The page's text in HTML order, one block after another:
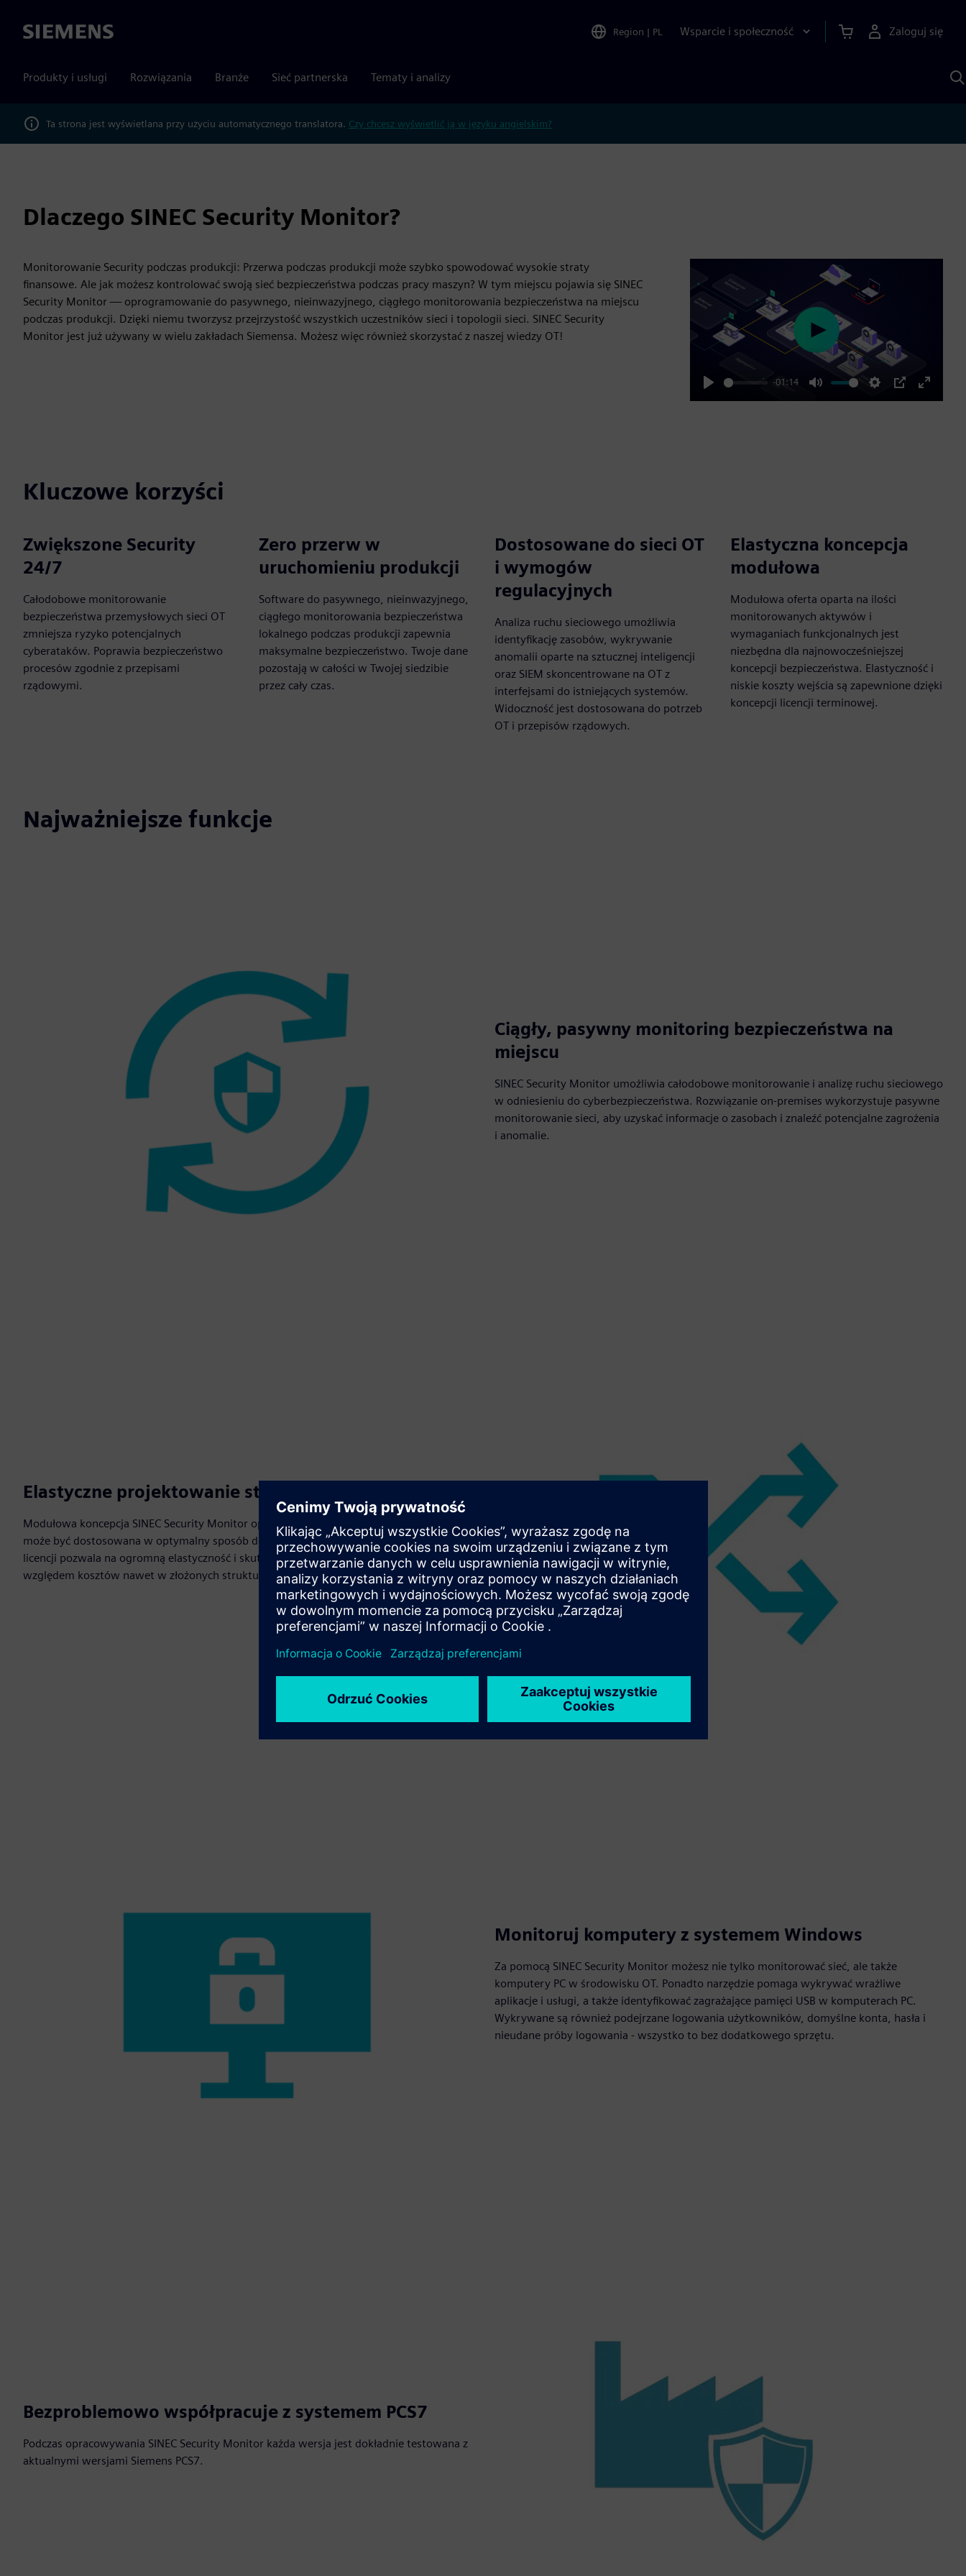
Siemens Region | PL Wsparcie i społeczność Zaloguj się
Produkty i usługi Rozwiązania Branże Sieć partnerska Tematy i analizy
Ta strona jest wyświetlana przy użyciu automatycznego translatora. Czy chcesz wyświetlić ją w języku angielskim?
Dlaczego SINEC Security Monitor?
Monitorowanie Security podczas produkcji: Przerwa podczas produkcji może szybko spowodować wysokie straty
finansowe. Ale jak możesz kontrolować swoją sieć bezpieczeństwa podczas pracy maszyn? W tym miejscu pojawia się SINEC
Security Monitor — oprogramowanie do pasywnego, nieinwazyjnego, ciągłego monitorowania bezpieczeństwa na miejscu
podczas produkcji. Dzięki niemu tworzysz przejrzystość wszystkich uczestników sieci i topologii sieci. SINEC Security
Monitor jest już używany w wielu zakładach Siemensa. Możesz więc również skorzystać z naszej wiedzy OT!
Play
-01:14
Mute Settings
PIP
Enter
Play
Kluczowe korzyści
Zwiększone Security
24/7
Całodobowe monitorowanie
bezpieczeństwa przemysłowych sieci OT
zmniejsza ryzyko potencjalnych
cyberataków. Poprawia bezpieczeństwo
procesów zgodnie z przepisami
rządowymi.
Zero przerw w
uruchomieniu produkcji
Software do pasywnego, nieinwazyjnego,
ciągłego monitorowania bezpieczeństwa
lokalnego podczas produkcji zapewnia
maksymalne bezpieczeństwo. Twoje dane
pozostają w całości w Twojej siedzibie
przez cały czas.
Dostosowane do sieci OT
i wymogów
regulacyjnych
Analiza ruchu sieciowego umożliwia
identyfikację zasobów, wykrywanie
anomalii oparte na sztucznej inteligencji
oraz SIEM skoncentrowane na OT z
interfejsami do istniejących systemów.
Widoczność jest dostosowana do potrzeb
OT i przepisów rządowych.
Elastyczna koncepcja
modułowa
Modułowa oferta oparta na ilości
monitorowanych aktywów i
wymaganiach funkcjonalnych jest
niezbędna dla najnowocześniejszej
koncepcji bezpieczeństwa. Elastyczność i
niskie koszty wejścia są zapewnione dzięki
koncepcji licencji terminowej.
Najważniejsze funkcje
Ciągły, pasywny monitoring bezpieczeństwa na
miejscu
SINEC Security Monitor umożliwia całodobowe monitorowanie i analizę ruchu sieciowego
w odniesieniu do cyberbezpieczeństwa. Rozwiązanie on-premises wykorzystuje pasywne
monitorowanie sieci, aby uzyskać informacje o zasobach i znaleźć potencjalne zagrożenia
i anomalie.
Elastyczne projektowanie stref monitorujących
Modułowa koncepcja SINEC Security Monitor oparta na ilości monitorowanych zasobów
może być dostosowana w optymalny sposób do struktury sieci OT. Dostępna koncepcja
licencji pozwala na ogromną elastyczność i skutkuje konfiguracją zoptymalizowaną pod
względem kosztów nawet w złożonych strukturach sieciowych.
Monitoruj komputery z systemem Windows
Za pomocą SINEC Security Monitor możesz nie tylko monitorować sieć, ale także
komputery PC w środowisku OT. Ponadto narzędzie pomaga wykrywać wrażliwe
aplikacje i usługi, a także identyfikować zagrażające pamięci USB w komputerach PC.
Wykrywane są również podejrzane logowania użytkowników, domyślne konta, hasła i
nieudane próby logowania - wszystko to bez dodatkowego sprzętu.
Bezproblemowo współpracuje z systemem PCS7
Podczas opracowywania SINEC Security Monitor każda wersja jest dokładnie testowana z
aktualnymi wersjami Siemens PCS7.